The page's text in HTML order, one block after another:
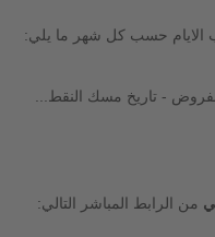
الايام حسب كل شهر ما يلي:
الفروض - تاريخ مسك النقط...
من الرابط المباشر التالي: